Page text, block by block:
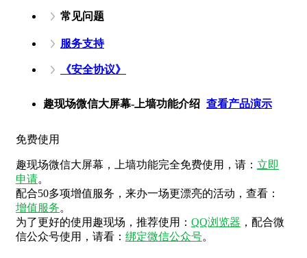
常见问题
服务支持
《安全协议》
趣现场微信大屏幕-上墙功能介绍 查看产品演示
免费使用
趣现场微信大屏幕，上墙功能完全免费使用，请： 立即
申请。
配合50多项增值服务，来办一场更漂亮的活动，查看：
增值服务。
为了更好的使用趣现场，推荐使用： QQ浏览器 ，配合微
信公众号使用，请看： 绑定微信公众号。